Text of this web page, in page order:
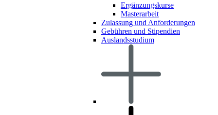
Ergänzungskurse
Masterarbeit
Zulassung und Anforderungen
Gebühren und Stipendien
Auslandsstudium